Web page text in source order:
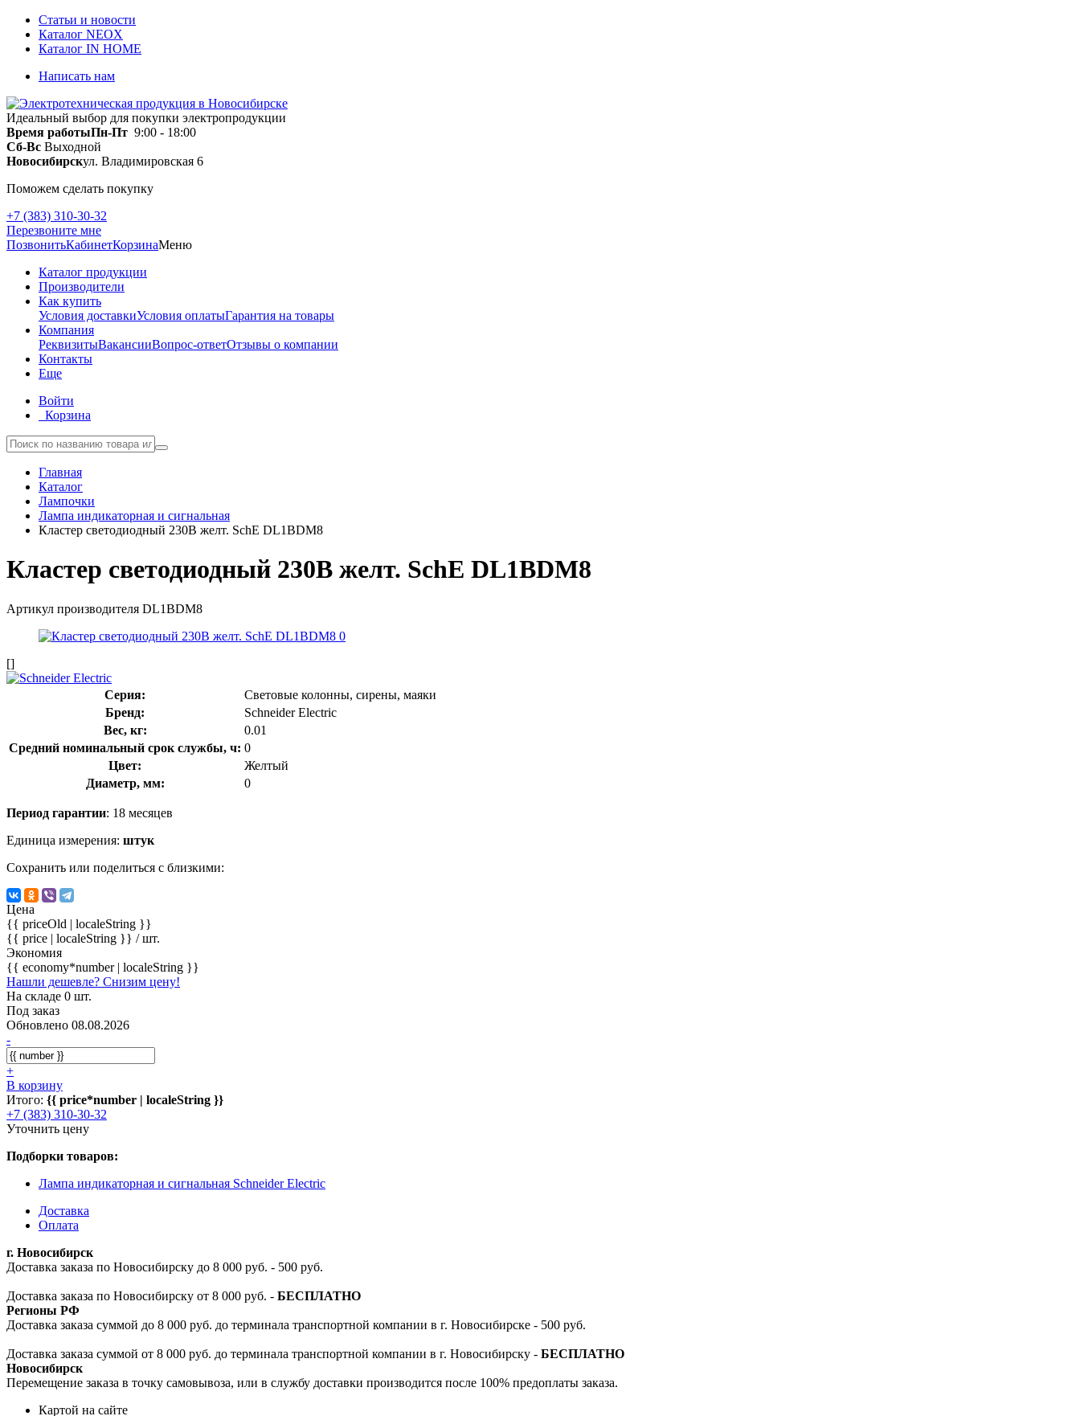
Статьи и новости
Каталог NEOX
Каталог IN HOME
Написать нам
Идеальный выбор для покупки электропродукции
Время работыПн-Пт 9:00 - 18:00
Сб-Вс Выходной
Новосибирскул. Владимировская 6
Поможем сделать покупку
+7 (383) 310-30-32
Перезвоните мне
ПозвонитьКабинетКорзинаМеню
Каталог продукции
Производители
Как купить
Условия доставкиУсловия оплатыГарантия на товары
Компания
РеквизитыВакансииВопрос-ответОтзывы о компании
Контакты
Еще
Войти
Корзина
Главная
Каталог
Лампочки
Лампа индикаторная и сигнальная
Кластер светодиодный 230В желт. SchE DL1BDM8
Кластер светодиодный 230В желт. SchE DL1BDM8
Артикул производителя DL1BDM8
[]
Серия:
Световые колонны, сирены, маяки
Бренд:
Schneider Electric
Вес, кг:
0.01
Средний номинальный срок службы, ч: 0
Цвет:
Желтый
Диаметр, мм:
0
Период гарантии: 18 месяцев
Единица измерения: штук
Сохранить или поделиться с близкими:
Цена
{{ priceOld | localeString }}
{{ price | localeString }} / шт.
Экономия
{{ economy*number | localeString }}
Нашли дешевле? Снизим цену!
На складе 0 шт.
Под заказ
Обновлено 08.08.2026
-
+
В корзину
Итого: {{ price*number | localeString }}
+7 (383) 310-30-32
Уточнить цену
Подборки товаров:
Лампа индикаторная и сигнальная Schneider Electric
Доставка
Оплата
г. Новосибирск
Доставка заказа по Новосибирску до 8 000 руб. - 500 руб.
Доставка заказа по Новосибирску от 8 000 руб. - БЕСПЛАТНО
Регионы РФ
Доставка заказа суммой до 8 000 руб. до терминала транспортной компании в г. Новосибирске - 500 руб.
Доставка заказа суммой от 8 000 руб. до терминала транспортной компании в г. Новосибирску - БЕСПЛАТНО
Новосибирск
Перемещение заказа в точку самовывоза, или в службу доставки производится после 100% предоплаты заказа.
Картой на сайте